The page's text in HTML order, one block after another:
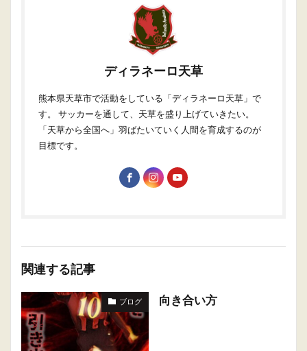
ディラネーロ天草
熊本県天草市で活動をしている「ディラネーロ天草」で
す。 サッカーを通して、天草を盛り上げていきたい。
「天草から全国へ」羽ばたいていく人間を育成するのが
目標です。
関連する記事
ブログ 向き合い方